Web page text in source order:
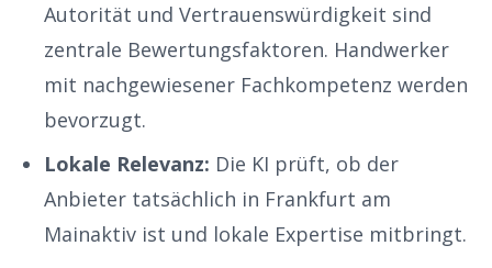
Autorität und Vertrauenswürdigkeit sind
zentrale Bewertungsfaktoren. Handwerker
mit nachgewiesener Fachkompetenz werden
bevorzugt.
Lokale Relevanz: Die KI prüft, ob der
Anbieter tatsächlich in Frankfurt am
Mainaktiv ist und lokale Expertise mitbringt.